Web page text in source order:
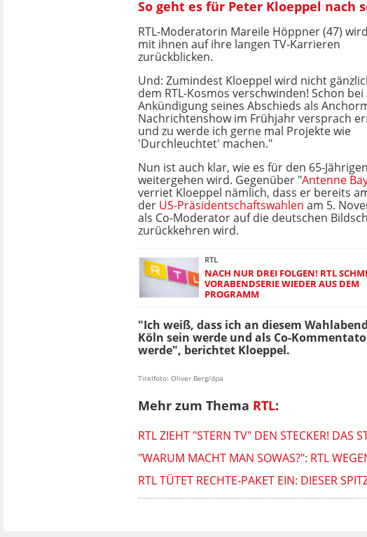
So geht es für Peter Kloeppel nach
RTL-Moderatorin Mareile Höppner (47)
mit ihnen auf ihre langen TV-Karrieren
zurückblicken.
Und: Zumindest Kloeppel wird nicht
dem RTL-Kosmos verschwinden! Schon
Ankündigung seines Abschieds als
Nachrichtenshow im Frühjahr versprach
und zu werde ich gerne mal Projekte wie
'Durchleuchtet' machen."
Nun ist auch klar, wie es für den 65-Jährigen
weitergehen wird. Gegenüber "Antenne
verriet Kloeppel nämlich, dass er bereits
der US-Präsidentschaftswahlen am 5.
als Co-Moderator auf die deutschen
zurückkehren wird.
RTL
NACH NUR DREI FOLGEN! RTL
ORABENDSERIE WIEDER AUS DEM P
ROGRAMM
"Ich weiß, dass ich an diesem
Köln sein werde und als Co-
werde", berichtet Kloeppel.
Titelfoto: Oliver Berg/dpa
Mehr zum Thema RTL:
RTL ZIEHT "STERN TV" DEN STECKER! DAS
"WARUM MACHT MAN SOWAS?": RTL
RTL TÜTET RECHTE-PAKET EIN: DIESER